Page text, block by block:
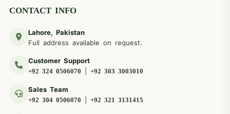
CONTACT INFO
Lahore, Pakistan
Full address available on request.
Customer Support
+92 324 0506070 +92 303 3003010
Sales Team
+92 304 0506070 +92 321 3131415